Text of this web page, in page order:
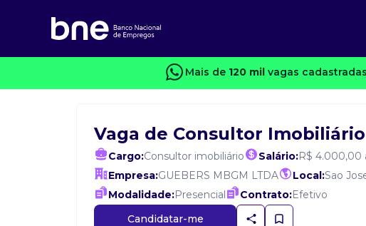
Mais de 120 mil vagas
Vaga de Consultor Imobiliário
Cargo:Consultor imobiliário Salário:R$ 4.000,00
Empresa:GUEBERS MBGM LTDA Local:Sao
Modalidade:Presencial Contrato:Efetivo
Candidatar-me